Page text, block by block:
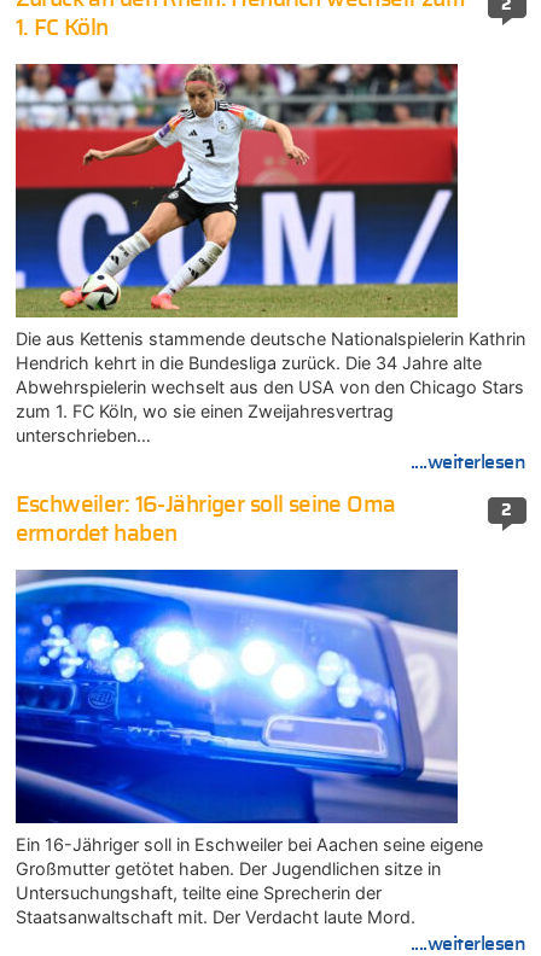
2
1. FC Köln
Die aus Kettenis stammende deutsche Nationalspielerin Kathrin
Hendrich kehrt in die Bundesliga zurück. Die 34 Jahre alte
Abwehrspielerin wechselt aus den USA von den Chicago Stars
zum 1. FC Köln, wo sie einen Zweijahresvertrag
unterschrieben…
....weiterlesen
2
Eschweiler: 16-Jähriger soll seine Oma
ermordet haben
Ein 16-Jähriger soll in Eschweiler bei Aachen seine eigene
Großmutter getötet haben. Der Jugendlichen sitze in
Untersuchungshaft, teilte eine Sprecherin der
Staatsanwaltschaft mit. Der Verdacht laute Mord.
....weiterlesen